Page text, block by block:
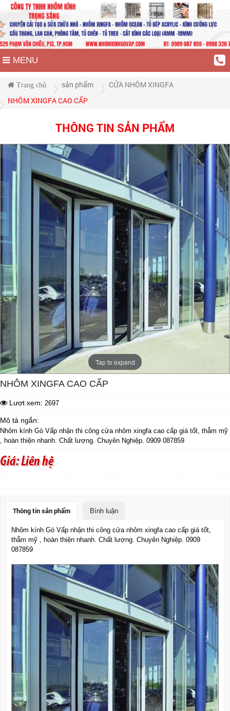
MENU
Trang chủ sản phẩm
CỬA NHÔM XINGFA
NHÔM XINGFA CAO CẤP
THÔNG TIN SẢN PHẨM
Tap to expand
NHÔM XINGFA CAO CẤP
Lượt xem: 2697
Mô tả ngắn:
Nhôm kính Gò Vấp nhận thi công cửa nhôm xingfa cao cấp giá tốt, thẫm mỹ
, hoàn thiện nhanh. Chất lượng. Chuyên Nghiệp. 0909 087859
Giá: Liên hệ
Thông tin sản phẩm Bình luận
Nhôm kính Gò Vấp nhận thi công cửa nhôm xingfa cao cấp giá tốt,
thẫm mỹ , hoàn thiện nhanh. Chất lượng. Chuyên Nghiệp. 0909
087859